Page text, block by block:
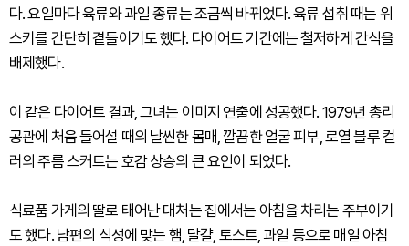
다. 요일마다 육류와 과일 종류는 조금씩 바뀌었다. 육류 섭취 때는 위
스키를 간단히 곁들이기도 했다. 다이어트 기간에는 철저하게 간식을
배제했다.
이 같은 다이어트 결과, 그녀는 이미지 연출에 성공했다. 1979년 총리
공관에 처음 들어설 때의 날씬한 몸매, 깔끔한 얼굴 피부, 로열 블루 컬
러의 주름 스커트는 호감 상승의 큰 요인이 되었다.
식료품 가게의 딸로 태어난 대처는 집에서는 아침을 차리는 주부이기
도 했다. 남편의 식성에 맞는 햄, 달걀, 토스트, 과일 등으로 매일 아침